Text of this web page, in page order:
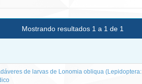
Mostrando resultados 1 a 1 de 1
de larvas de Lonomia obliqua (Lepidoptera: